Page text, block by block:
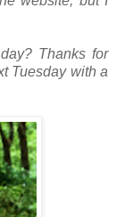
Thanks for
Tuesday with a